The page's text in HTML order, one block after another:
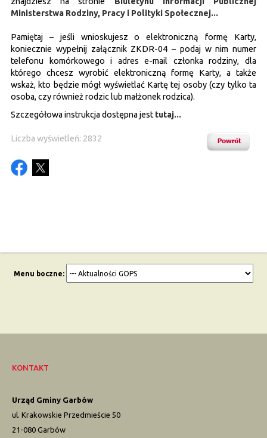
Ministerstwa Rodziny, Pracy i Polityki Społecznej...
Pamiętaj – jeśli wnioskujesz o elektroniczną formę Karty,
koniecznie wypełnij załącznik ZKDR-04 – podaj w nim numer
telefonu komórkowego i adres e-mail członka rodziny, dla
którego chcesz wyrobić elektroniczną formę Karty, a także
wskaż, kto będzie mógł wyświetlać Kartę tej osoby (czy tylko ta
osoba, czy również rodzic lub małżonek rodzica).
Szczegółowa instrukcja dostępna jesttutaj...
Liczba wyświetleń: 2832
Menu boczne:
KONTAKT
Urząd Gminy Garbów
ul. Krakowskie Przedmieście 50
21-080 Garbów